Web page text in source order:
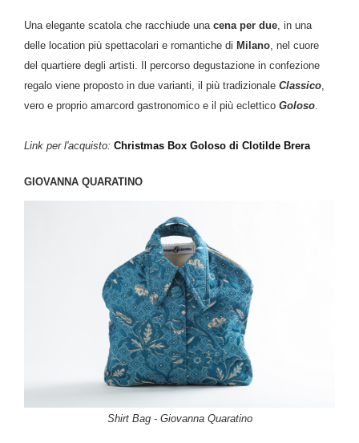
Una elegante scatola che racchiude una cena per due , in una
delle location più spettacolari e romantiche di Milano , nel cuore
del quartiere degli artisti. Il percorso degustazione in confezione
regalo viene proposto in due varianti, il più tradizionale Classico
vero e proprio amarcord gastronomico e il più eclettico Goloso
Link per l'acquisto: Christmas Box Goloso di Clotilde Brera
GIOVANNA QUARATINO
Shirt Bag - Giovanna Quaratino